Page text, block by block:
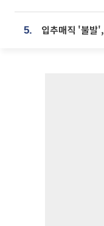
5. 입추매직 '불발